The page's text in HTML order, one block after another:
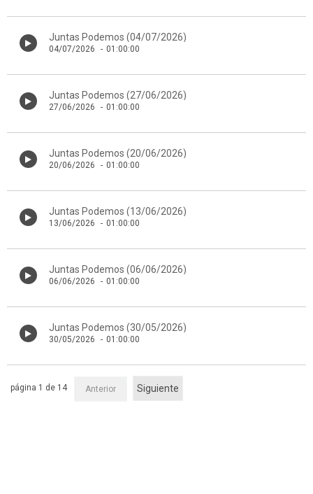
Juntas Podemos (04/07/2026)
04/07/2026 - 01:00:00
Juntas Podemos (27/06/2026)
27/06/2026 - 01:00:00
Juntas Podemos (20/06/2026)
20/06/2026 - 01:00:00
Juntas Podemos (13/06/2026)
13/06/2026 - 01:00:00
Juntas Podemos (06/06/2026)
06/06/2026 - 01:00:00
Juntas Podemos (30/05/2026)
30/05/2026 - 01:00:00
Anterior Siguiente
página 1 de 14